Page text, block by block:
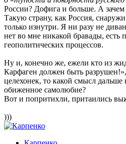
России? Дофига и больше. А
Такую страну, как Россия,
только изнутри. Я ни разу не
нет во мне никакой бравады, есть
геополитических процессов.
Ну и, конечно же, ежели кто из
Карфаген должен быть
целехонек, то какой смысл дальше
обиженное самолюбие?
Вот и попритихли, притаились вы
)))